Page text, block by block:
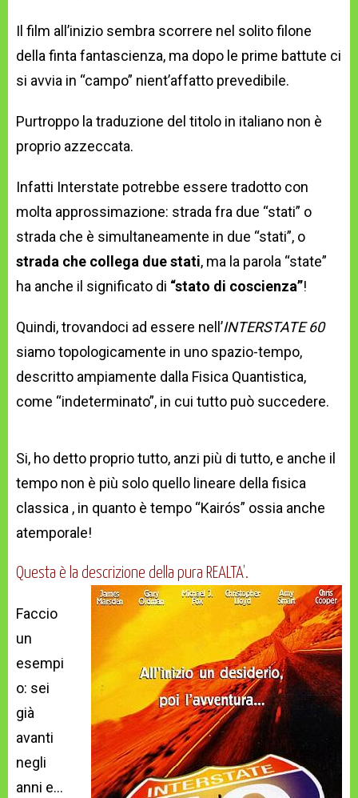
Il film all’inizio sembra scorrere nel solito filone
della finta fantascienza, ma dopo le prime battute ci
si avvia in “campo” nient’affatto prevedibile.
Purtroppo la traduzione del titolo in italiano non è
proprio azzeccata.
Infatti Interstate potrebbe essere tradotto con
molta approssimazione: strada fra due “stati” o
strada che è simultaneamente in due “stati”, o
strada che collega due stati, ma la parola “state”
ha anche il significato di “stato di coscienza”!
Quindi, trovandoci ad essere nell’INTERSTATE 60
siamo topologicamente in uno spazio-tempo,
descritto ampiamente dalla Fisica Quantistica,
come “indeterminato”, in cui tutto può succedere.
Si, ho detto proprio tutto, anzi più di tutto, e anche il
tempo non è più solo quello lineare della fisica
classica , in quanto è tempo “Kairós” ossia anche
atemporale!
Questa è la descrizione della pura REALTA’.
Faccio
un
esempi
o: sei
già
avanti
negli
anni e…